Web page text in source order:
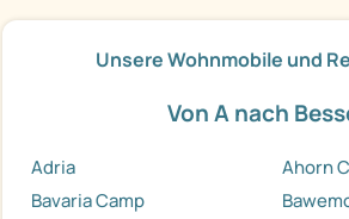
Unsere Wohnmobile und
Von A nach
Adria
Ahorn
Bavaria Camp